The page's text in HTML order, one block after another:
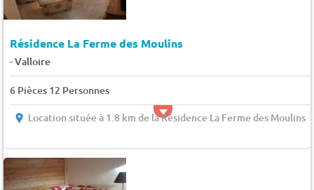
Résidence La Ferme des Moulins
-Valloire
6 Pièces 12 Personnes
Location située à 1.8 km de la Résidence La Ferme des Moulins